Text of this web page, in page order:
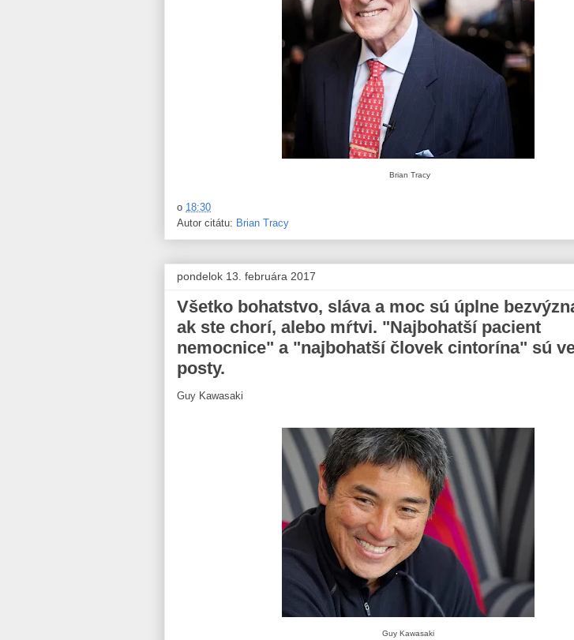
Brian Tracy
o 18:30
Autor citátu: Brian Tracy
pondelok 13. februára 2017
Všetko bohatstvo, sláva a moc sú úplne
ak ste chorí, alebo mŕtvi. "Najbohatší pacient
nemocnice" a "najbohatší človek cintorína" sú
posty.
Guy Kawasaki
Guy Kawasaki